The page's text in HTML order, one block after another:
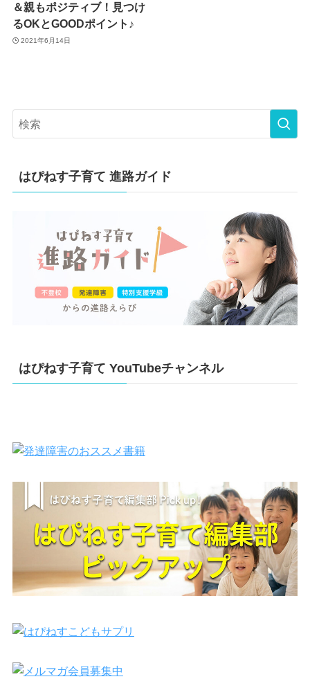
＆親もポジティブ！見つけ
るOKとGOODポイント♪
2021年6月14日
はぴねす子育て 進路ガイド
はぴねす子育て YouTubeチャンネル